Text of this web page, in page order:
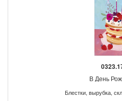
В День
Блестки, вырубка,